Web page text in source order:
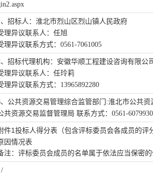
招标人： 淮北市烈山区烈山镇人民政府
理异议联系人： 任旭
理异议联系方式： 0561-7061005
招标代理机构： 安徽华顺工程建设咨询有限公司
理异议联系人： 任玲莉
理异议联系方式： 13965892280
公共资源交易管理综合监管部门:淮北市公共
共资源交易监督管理局 联系方式：0561-6079930
件1投标人得分表（包含评标委员会各成员的
因情况表
注：评标委员会成员的名单属于依法应当保密的
/